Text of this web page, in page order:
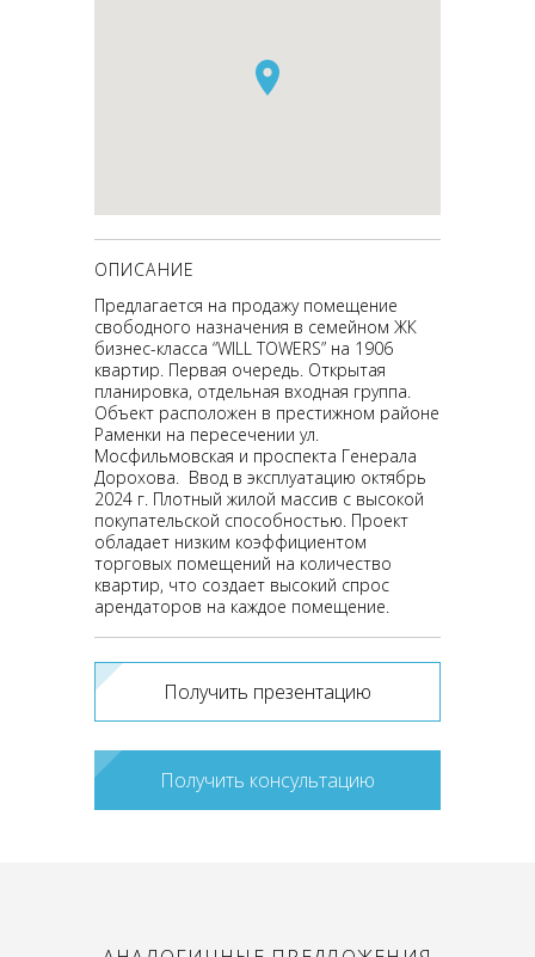
ОПИСАНИЕ
Предлагается на продажу помещение
свободного назначения в семейном ЖК
бизнес-класса “WILL TOWERS” на 1906
квартир. Первая очередь. Открытая
планировка, отдельная входная группа.
Объект расположен в престижном районе
Раменки на пересечении ул.
Мосфильмовская и проспекта Генерала
Дорохова. Ввод в эксплуатацию октябрь
2024 г. Плотный жилой массив с высокой
покупательской способностью. Проект
обладает низким коэффициентом
торговых помещений на количество
квартир, что создает высокий спрос
арендаторов на каждое помещение.
Получить презентацию
Получить консультацию